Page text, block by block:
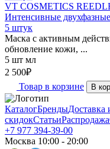
VT COSMETICS
Интенсивные
5 штук
Маска с активным
обновление кожи, ...
5 шт мл
2 500₽
Товар в корзине
В
КаталогБрендыДоставка
скидокСтатьиРаспродажа
+7 977 394-39-00
Москва 10:00 - 20:00